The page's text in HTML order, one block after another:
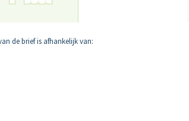
de brief is afhankelijk van: